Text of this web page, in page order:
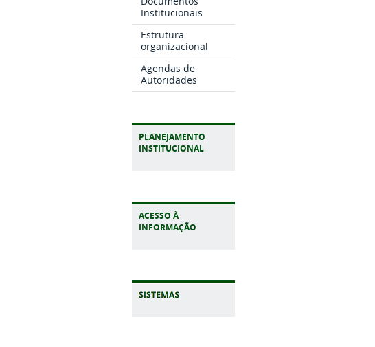
Institucionais
Estrutura
organizacional
Agendas de
Autoridades
PLANEJAMENTO
INSTITUCIONAL
ACESSO À
INFORMAÇÃO